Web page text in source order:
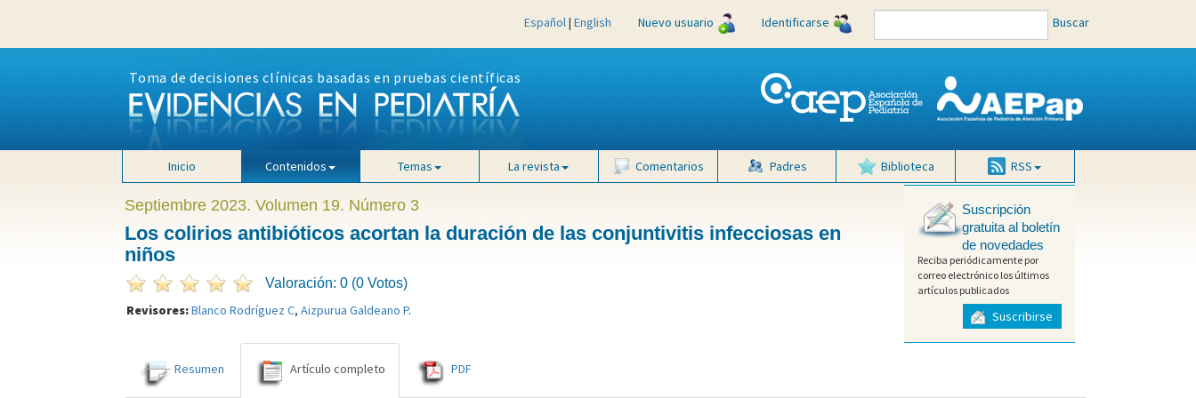
Español| English Nuevo usuario Identificarse Buscar
Toma de decisiones clínicas basadas en pruebas científicas
Inicio Contenidos Temas La revista Comentarios Padres Biblioteca RSS
Septiembre 2023. Volumen 19. Número 3
Los colirios antibióticos acortan la duración de las conjuntivitis infecciosas en
niños
Valoración: 0 (0 Votos)
Revisores:Blanco Rodríguez C, Aizpurua Galdeano P.
Suscripción
gratuita al boletín
de novedades
Reciba periódicamente por
correo electrónico los últimos
artículos publicados
Suscribirse
Resumen Artículo completo PDF